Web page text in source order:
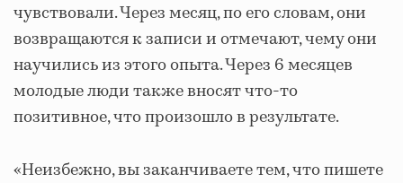
чувствовали. Через месяц, по его словам, они
возвращаются к записи и отмечают, чему они
научились из этого опыта. Через 6 месяцев
молодые люди также вносят что-то
позитивное, что произошло в результате.
«Неизбежно, вы заканчиваете тем, что пишете